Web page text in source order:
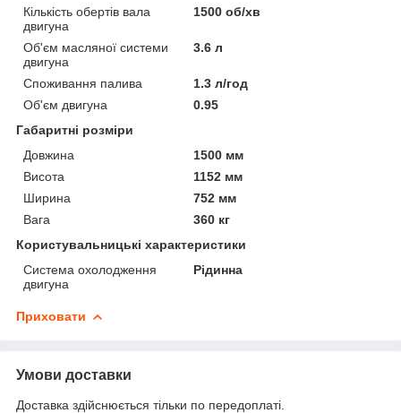
Кількість обертів вала
двигуна
1500 об/хв
Об'єм масляної системи
двигуна
3.6 л
Споживання палива
1.3 л/год
Об'єм двигуна
0.95
Габаритні розміри
Довжина
1500 мм
Висота
1152 мм
Ширина
752 мм
Вага
360 кг
Користувальницькі характеристики
Система охолодження
двигуна
Рідинна
Приховати
Умови доставки
Доставка здійснюється тільки по передоплаті.